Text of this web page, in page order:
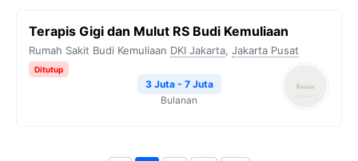
Terapis Gigi dan Mulut RS Budi Kemuliaan
Rumah Sakit Budi Kemuliaan DKI Jakarta, Jakarta Pusat
Ditutup
3 Juta - 7 Juta
Bulanan